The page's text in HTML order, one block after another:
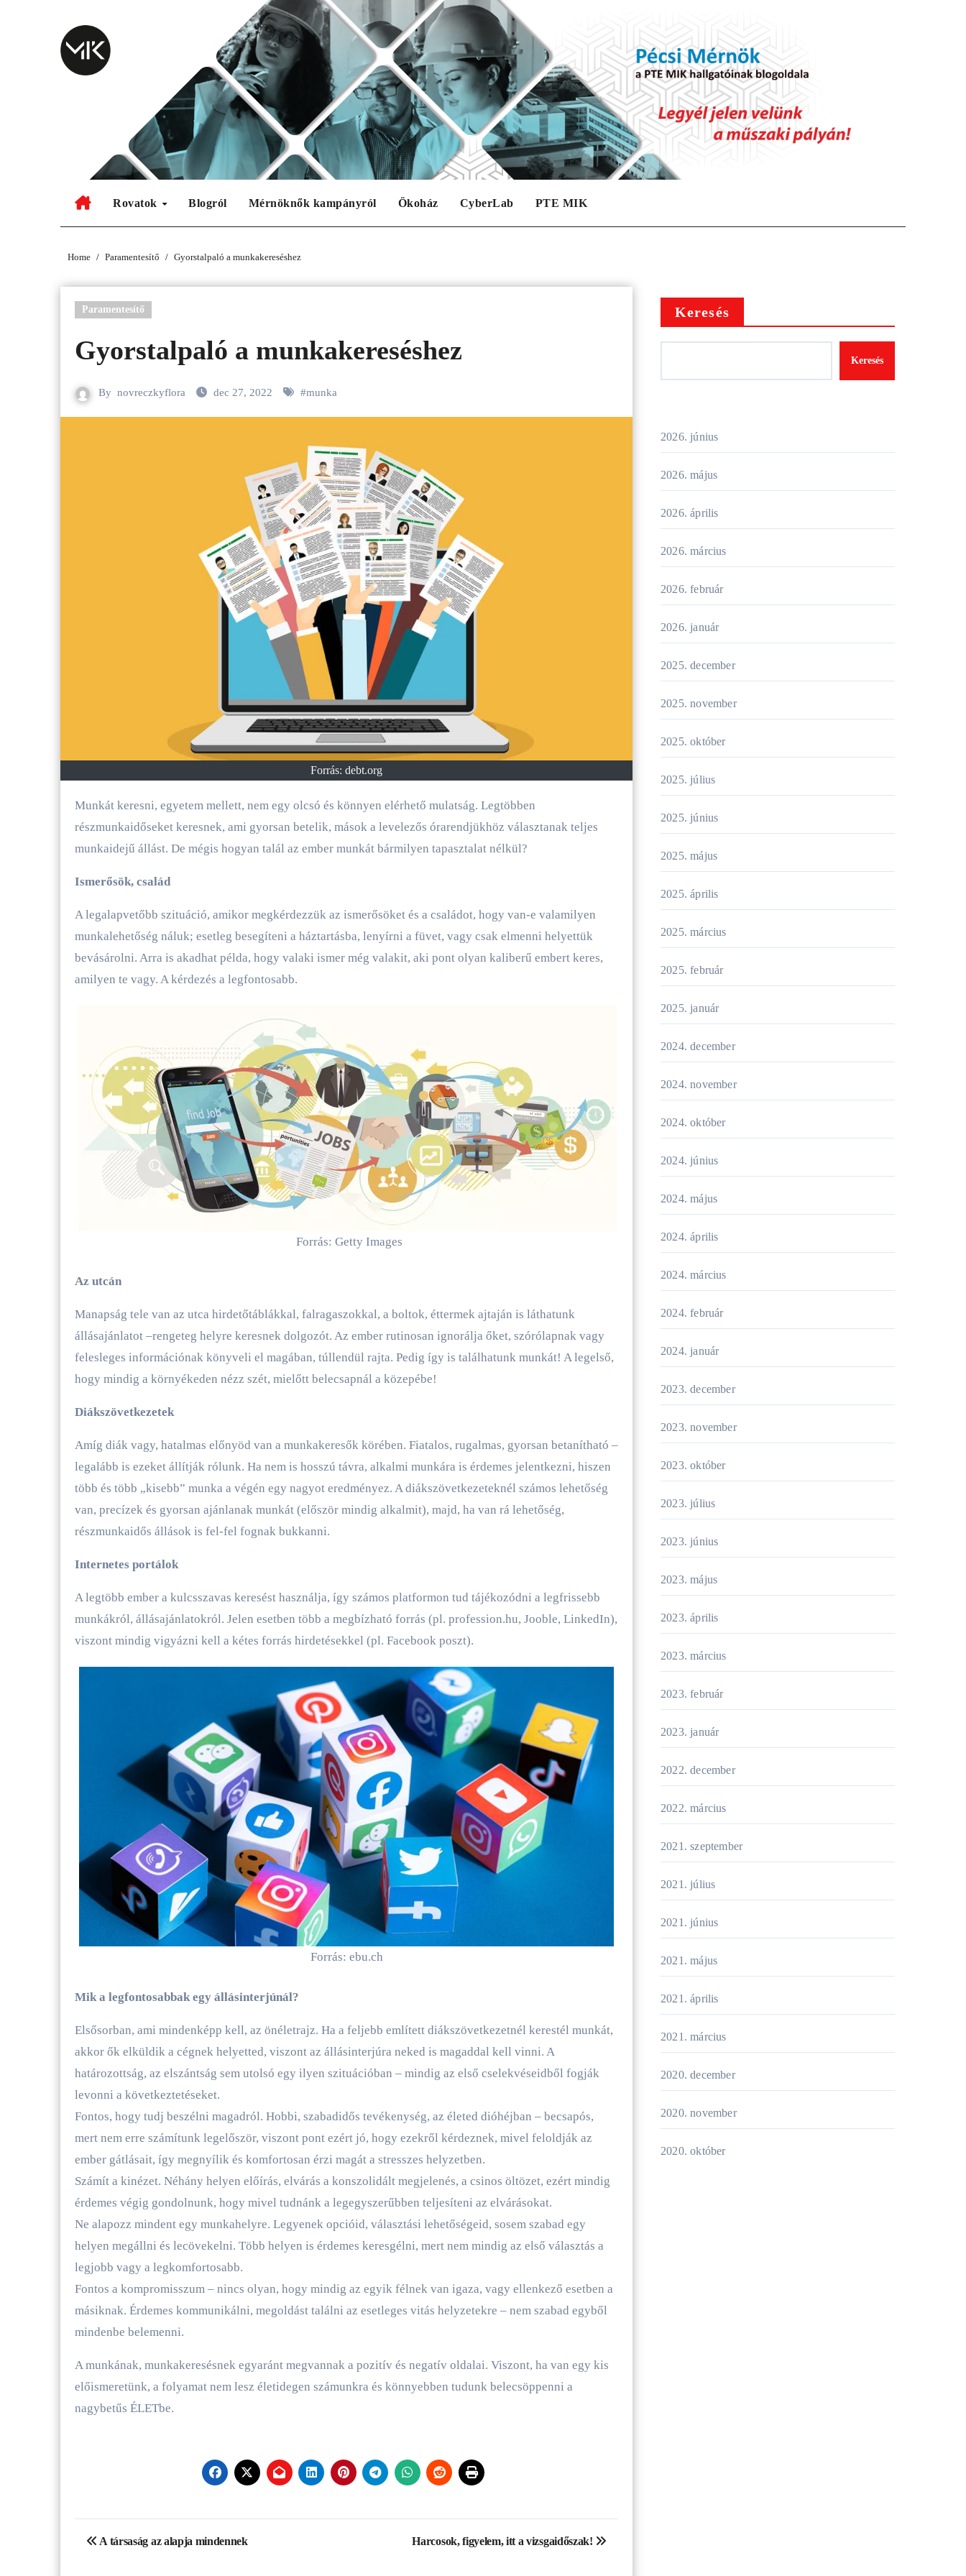
Rovatok Blogról Mérnöknők kampányról Ökoház CyberLab PTE MIK
Home Paramentesítő Gyorstalpaló a munkakereséshez
Paramentesítő
Gyorstalpaló a munkakereséshez
By novreczkyflora dec 27, 2022 #munka
Forrás: debt.org
Munkát keresni, egyetem mellett, nem egy olcsó és könnyen elérhető mulatság. Legtöbben
részmunkaidőseket keresnek, ami gyorsan betelik, mások a levelezős órarendjükhöz választanak teljes
munkaidejű állást. De mégis hogyan talál az ember munkát bármilyen tapasztalat nélkül?
Ismerősök, család
A legalapvetőbb szituáció, amikor megkérdezzük az ismerősöket és a családot, hogy van-e valamilyen
munkalehetőség náluk; esetleg besegíteni a háztartásba, lenyírni a füvet, vagy csak elmenni helyettük
bevásárolni. Arra is akadhat példa, hogy valaki ismer még valakit, aki pont olyan kaliberű embert keres,
amilyen te vagy. A kérdezés a legfontosabb.
Forrás: Getty Images
Az utcán
Manapság tele van az utca hirdetőtáblákkal, falragaszokkal, a boltok, éttermek ajtaján is láthatunk
állásajánlatot –rengeteg helyre keresnek dolgozót. Az ember rutinosan ignorálja őket, szórólapnak vagy
felesleges információnak könyveli el magában, túllendül rajta. Pedig így is találhatunk munkát! A legelső,
hogy mindig a környékeden nézz szét, mielőtt belecsapnál a közepébe!
Diákszövetkezetek
Amíg diák vagy, hatalmas előnyöd van a munkakeresők körében. Fiatalos, rugalmas, gyorsan betanítható –
legalább is ezeket állítják rólunk. Ha nem is hosszú távra, alkalmi munkára is érdemes jelentkezni, hiszen
több és több „kisebb” munka a végén egy nagyot eredményez. A diákszövetkezeteknél számos lehetőség
van, precízek és gyorsan ajánlanak munkát (először mindig alkalmit), majd, ha van rá lehetőség,
részmunkaidős állások is fel-fel fognak bukkanni.
Internetes portálok
A legtöbb ember a kulcsszavas keresést használja, így számos platformon tud tájékozódni a legfrissebb
munkákról, állásajánlatokról. Jelen esetben több a megbízható forrás (pl. profession.hu, Jooble, LinkedIn),
viszont mindig vigyázni kell a kétes forrás hirdetésekkel (pl. Facebook poszt).
Forrás: ebu.ch
Mik a legfontosabbak egy állásinterjúnál?
Elsősorban, ami mindenképp kell, az önéletrajz. Ha a feljebb említett diákszövetkezetnél kerestél munkát,
akkor ők elküldik a cégnek helyetted, viszont az állásinterjúra neked is magaddal kell vinni. A
határozottság, az elszántság sem utolsó egy ilyen szituációban – mindig az első cselekvéseidből fogják
levonni a következtetéseket.
Fontos, hogy tudj beszélni magadról. Hobbi, szabadidős tevékenység, az életed dióhéjban – becsapós,
mert nem erre számítunk legelőször, viszont pont ezért jó, hogy ezekről kérdeznek, mivel feloldják az
ember gátlásait, így megnyílik és komfortosan érzi magát a stresszes helyzetben.
Számít a kinézet. Néhány helyen előírás, elvárás a konszolidált megjelenés, a csinos öltözet, ezért mindig
érdemes végig gondolnunk, hogy mivel tudnánk a legegyszerűbben teljesíteni az elvárásokat.
Ne alapozz mindent egy munkahelyre. Legyenek opcióid, választási lehetőségeid, sosem szabad egy
helyen megállni és lecövekelni. Több helyen is érdemes keresgélni, mert nem mindig az első választás a
legjobb vagy a legkomfortosabb.
Fontos a kompromisszum – nincs olyan, hogy mindig az egyik félnek van igaza, vagy ellenkező esetben a
másiknak. Érdemes kommunikálni, megoldást találni az esetleges vitás helyzetekre – nem szabad egyből
mindenbe belemenni.
A munkának, munkakeresésnek egyaránt megvannak a pozitív és negatív oldalai. Viszont, ha van egy kis
előismeretünk, a folyamat nem lesz életidegen számunkra és könnyebben tudunk belecsöppenni a
nagybetűs ÉLETbe.
Bejegyzés
A társaság az alapja mindennek Harcosok, figyelem, itt a vizsgaidőszak!
Keresés
Keresés
2026. június
2026. május
2026. április
2026. március
2026. február
2026. január
2025. december
2025. november
2025. október
2025. július
2025. június
2025. május
2025. április
2025. március
2025. február
2025. január
2024. december
2024. november
2024. október
2024. június
2024. május
2024. április
2024. március
2024. február
2024. január
2023. december
2023. november
2023. október
2023. július
2023. június
2023. május
2023. április
2023. március
2023. február
2023. január
2022. december
2022. március
2021. szeptember
2021. július
2021. június
2021. május
2021. április
2021. március
2020. december
2020. november
2020. október